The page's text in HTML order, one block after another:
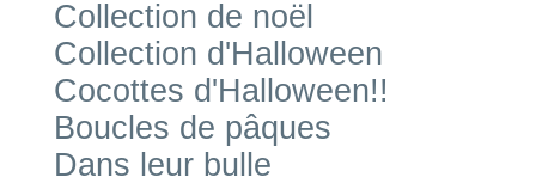
Collection de noël
Collection d'Halloween
Cocottes d'Halloween!!
Boucles de pâques
Dans leur bulle